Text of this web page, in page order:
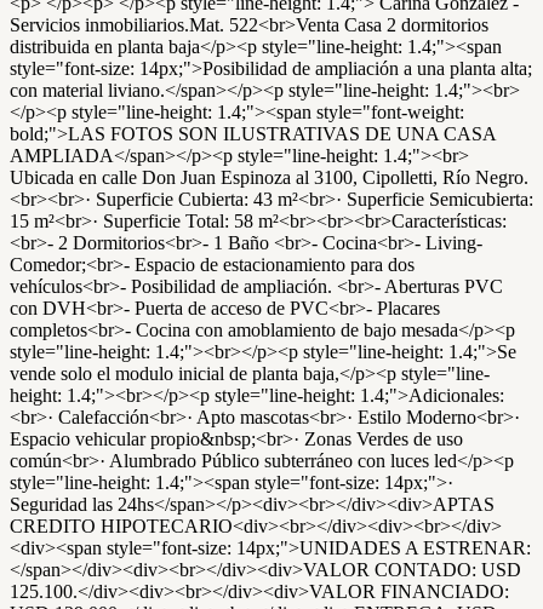
Servicios inmobiliarios.Mat. 522<br>Venta Casa 2 dormitorios
distribuida en planta baja</p><p style="line-height: 1.4;"><span
style="font-size: 14px;">Posibilidad de ampliación a una planta alta;
con material liviano.</span></p><p style="line-height: 1.4;"><br>
</p><p style="line-height: 1.4;"><span style="font-weight:
bold;">LAS FOTOS SON ILUSTRATIVAS DE UNA CASA
AMPLIADA</span></p><p style="line-height: 1.4;"><br>
Ubicada en calle Don Juan Espinoza al 3100, Cipolletti, Río Negro.
<br><br>· Superficie Cubierta: 43 m²<br>· Superficie Semicubierta:
15 m²<br>· Superficie Total: 58 m²<br><br><br>Características:
<br>- 2 Dormitorios<br>- 1 Baño <br>- Cocina<br>- Living-
Comedor;<br>- Espacio de estacionamiento para dos
vehículos<br>- Posibilidad de ampliación. <br>- Aberturas PVC
con DVH<br>- Puerta de acceso de PVC<br>- Placares
completos<br>- Cocina con amoblamiento de bajo mesada</p><p
style="line-height: 1.4;"><br></p><p style="line-height: 1.4;">Se
vende solo el modulo inicial de planta baja,</p><p style="line-
height: 1.4;"><br></p><p style="line-height: 1.4;">Adicionales:
<br>· Calefacción<br>· Apto mascotas<br>· Estilo Moderno<br>·
Espacio vehicular propio&nbsp;<br>· Zonas Verdes de uso
común<br>· Alumbrado Público subterráneo con luces led</p><p
style="line-height: 1.4;"><span style="font-size: 14px;">·
Seguridad las 24hs</span></p><div><br></div><div>APTAS
CREDITO HIPOTECARIO<div><br></div><div><br></div>
<div><span style="font-size: 14px;">UNIDADES A ESTRENAR:
</span></div><div><br></div><div>VALOR CONTADO: USD
125.100.</div><div><br></div><div>VALOR FINANCIADO: